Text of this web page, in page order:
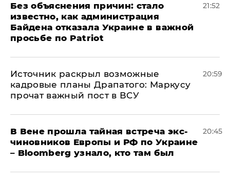
Без объяснения причин: стало
известно, как администрация
Байдена отказала Украине в важной
просьбе по Patriot
21:52
​Источник раскрыл возможные
кадровые планы Драпатого: Маркусу
прочат важный пост в ВСУ
20:59
В Вене прошла тайная встреча экс-
чиновников Европы и РФ по Украине
– Bloomberg узнало, кто там был
20:45